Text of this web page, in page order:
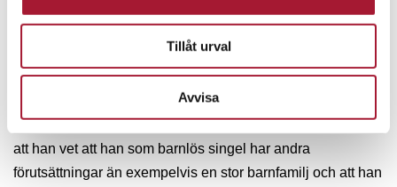
Tillåt urval
Avvisa
blir inte mer konsumtionsbenägen för att jag har mer på
Att spara först och konsumera sen är självklart för Sparo
och för honom gäller det även bostadsköp. Han förtydligar
att han vet att han som barnlös singel har andra
förutsättningar än exempelvis en stor barnfamilj och att han